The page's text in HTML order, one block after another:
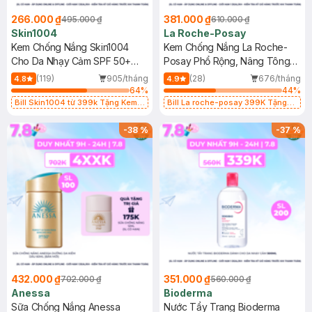
266.000 ₫495.000 ₫
Skin1004
Kem Chống Nắng Skin1004
Cho Da Nhạy Cảm SPF 50+
50ml
4.8 (119)
905/tháng
64%
Bill Skin1004 từ 399k Tặng Kem
SPF 50+ 20ml (SL Có Hạn)
381.000 ₫610.000 ₫
La Roche-Posay
Kem Chống Nắng La Roche-
Posay Phổ Rộng, Nâng Tông
Kiềm Dầu 50ml
4.9 (28)
676/tháng
44%
Bill La roche-posay 399K Tặng
(SL có hạn)
-38%
432.000 ₫702.000 ₫
Anessa
Sữa Chống Nắng Anessa
-37%
351.000 ₫560.000 ₫
Bioderma
Nước Tẩy Trang Bioderma